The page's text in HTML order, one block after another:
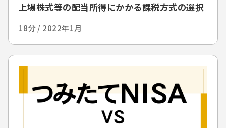
上場株式等の配当所得にかかる課税方式の選択
18分 / 2022年1月